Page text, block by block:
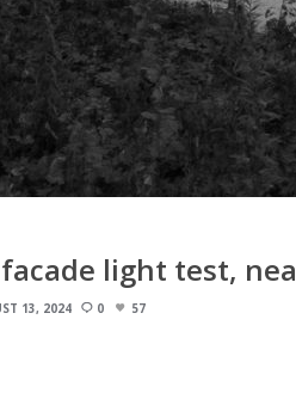
light test,
13, 2024 0 57